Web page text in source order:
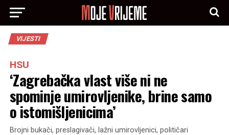
VIJESTI
HSU
‘Zagrebačka vlast više ni ne
spominje umirovljenike, brine samo
o istomišljenicima’
Brojni bukači, preslagivači, lažni umirovljenici, političari